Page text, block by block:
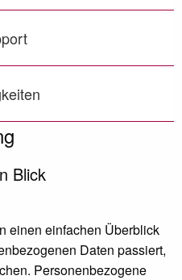
Blick
einen einfachen Überblick
Daten passiert,
Personenbezogene